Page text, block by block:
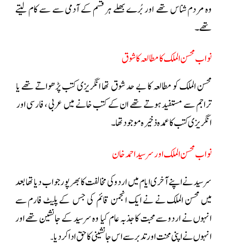
وہ مردم شناس تھے اور بُرے بھلے ہر قسم کے آدمی سے سے کام لیتے
تھے۔
نواب محسن الملک کا مطالعہ کا شوق
محسن الملک کو مطالعہ کا بے حد شوق تھا انگریزی کتب پڑھواتے تھے یا
تراجم سے مستفید ہوتے تھے ان کے کتب خانے میں عربی ، فارسی اور
انگریزی کتب کا عمدہ ذخیرہ موجود تھا ۔
نواب محسن الملک اور سر سید احمد خان
سر سید نے اپنے آخری ایام میں اردو کی مخالفت کا بھرپور جواب دیا تھا بعد
میں محسن الملک نے نے ایک انجمن قائم کی جس کے پلیٹ فارم سے
انہوں نے اردو سے محبت کا جذبہ عام کیا وہ سرسید کے جانشین تھے اور
انہوں نے اپنی محنت اور تدبر سے اس جانشینی کا حق ادا کر دیا۔